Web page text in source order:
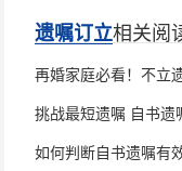
遗嘱订立相关阅
再婚家庭必看！不立
挑战最短遗嘱 自书遗
如何判断自书遗嘱有